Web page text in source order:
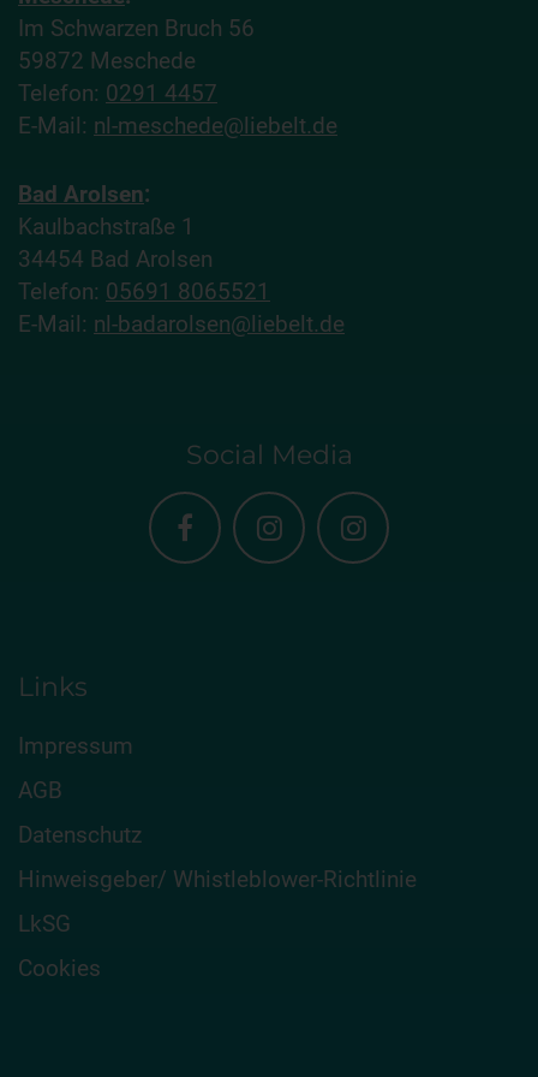
Im Schwarzen Bruch 56
59872 Meschede
Telefon: 0291 4457
E-Mail: nl-meschede@liebelt.de
Bad Arolsen:
Kaulbachstraße 1
34454 Bad Arolsen
Telefon: 05691 8065521
E-Mail: nl-badarolsen@liebelt.de
Social Media
Links
Impressum
AGB
Datenschutz
Hinweisgeber/ Whistleblower-Richtlinie
LkSG
Cookies